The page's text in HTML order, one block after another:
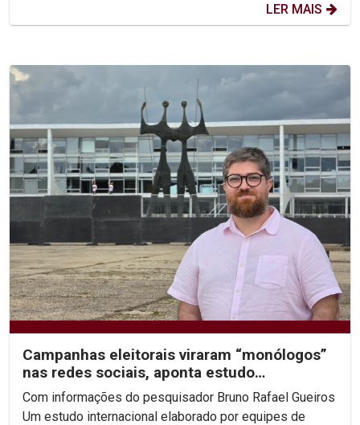
LER MAIS
Campanhas eleitorais viraram “monólogos”
nas redes sociais, aponta estudo
internacional com dados...
Com informações do pesquisador Bruno Rafael Gueiros
Um estudo internacional elaborado por equipes de